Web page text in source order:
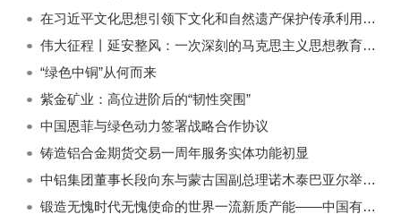
在习近平文化思想引领下文化和自然遗产保护传承利用工作开创新局面
伟大征程丨延安整风：一次深刻的马克思主义思想教育运动
“绿色中铜”从何而来
紫金矿业：高位进阶后的“韧性突围”
中国恩菲与绿色动力签署战略合作协议
铸造铝合金期货交易一周年服务实体功能初显
中铝集团董事长段向东与蒙古国副总理诺木泰巴亚尔举行会谈
锻造无愧时代无愧使命的世界一流新质产能——中国有色金属工业的战略应对与破局之道（二）